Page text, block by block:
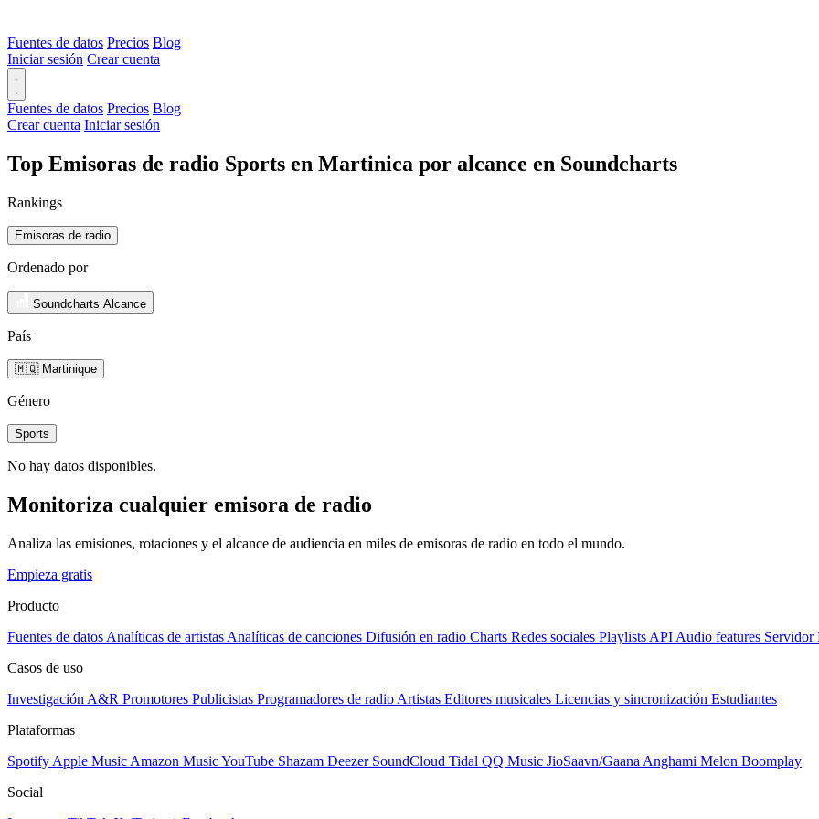
Fuentes de datos Precios Blog
Iniciar sesión Crear cuenta
Fuentes de datos Precios Blog
Crear cuenta Iniciar sesión
Top Emisoras de radio Sports en Martinica por alcance en Soundcharts
Rankings
Emisoras de radio
Ordenado por
Soundcharts Alcance
País
🇲🇶 Martinique
Género
Sports
No hay datos disponibles.
Monitoriza cualquier emisora de radio
Analiza las emisiones, rotaciones y el alcance de audiencia en miles de emisoras de radio en todo el mundo.
Empieza gratis
Producto
Fuentes de datos Analíticas de artistas Analíticas de canciones Difusión en radio Charts Redes sociales Playlists API Audio features Servidor
Casos de uso
Investigación A&R Promotores Publicistas Programadores de radio Artistas Editores musicales Licencias y sincronización Estudiantes
Plataformas
Spotify Apple Music Amazon MusicYouTube Shazam Deezer SoundCloud Tidal QQ Music JioSaavn/Gaana Anghami Melon Boomplay
Social